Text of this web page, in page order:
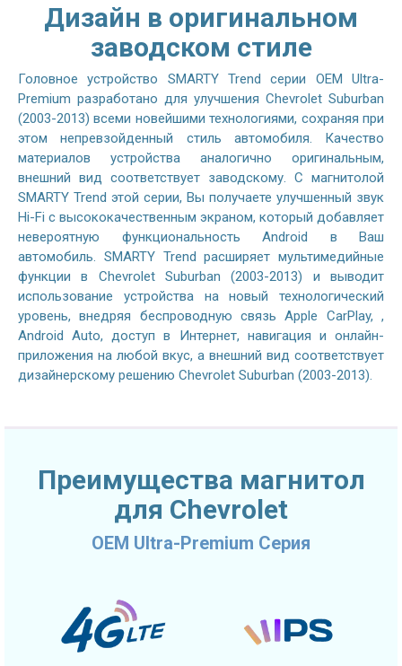
Дизайн в оригинальном
заводском стиле
Головное устройство SMARTY Trend серии OEM Ultra-
Premium разработано для улучшения Chevrolet Suburban
(2003-2013) всеми новейшими технологиями, сохраняя при
этом непревзойденный стиль автомобиля. Качество
материалов устройства аналогично оригинальным,
внешний вид соответствует заводскому. С магнитолой
SMARTY Trend этой серии, Вы получаете улучшенный звук
Hi-Fi с высококачественным экраном, который добавляет
невероятную функциональность Android в Ваш
автомобиль. SMARTY Trend расширяет мультимедийные
функции в Chevrolet Suburban (2003-2013) и выводит
использование устройства на новый технологический
уровень, внедряя беспроводную связь Apple CarPlay, ,
Android Auto, доступ в Интернет, навигация и онлайн-
приложения на любой вкус, а внешний вид соответствует
дизайнерскому решению Chevrolet Suburban (2003-2013).
Преимущества магнитол
для Chevrolet
OEM Ultra-Premium Серия